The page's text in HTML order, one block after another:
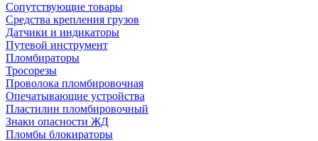
Сопутствующие товары
Средства крепления грузов
Датчики и индикаторы
Путевой инструмент
Пломбираторы
Тросорезы
Проволока пломбировочная
Опечатывающие устройства
Пластилин пломбировочный
Знаки опасности ЖД
Пломбы блокираторы